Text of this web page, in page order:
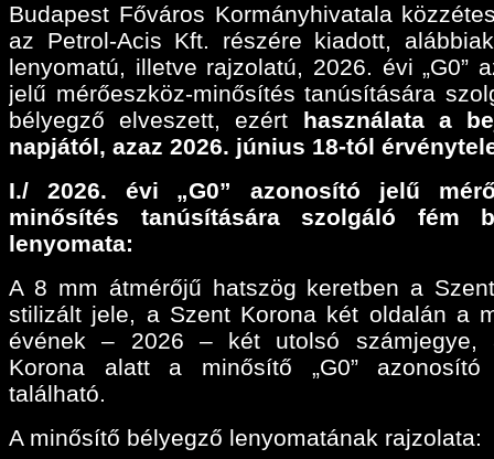
Budapest Főváros Kormányhivatala
az Petrol-Acis Kft. részére kiadott,
lenyomatú, illetve rajzolatú, 2026. évi „G0”
jelű mérőeszköz-minősítés tanúsítására
bélyegző elveszett, ezért használata a
napjától, azaz 2026. június 18-tól
I./ 2026. évi „G0” azonosító jelű
minősítés tanúsítására szolgáló fém
lenyomata:
A 8 mm átmérőjű hatszög keretben a
stilizált jele, a Szent Korona két oldalán a
évének – 2026 – két utolsó számjegye,
Korona alatt a minősítő „G0” azonosító
található.
A minősítő bélyegző lenyomatának rajzolata: